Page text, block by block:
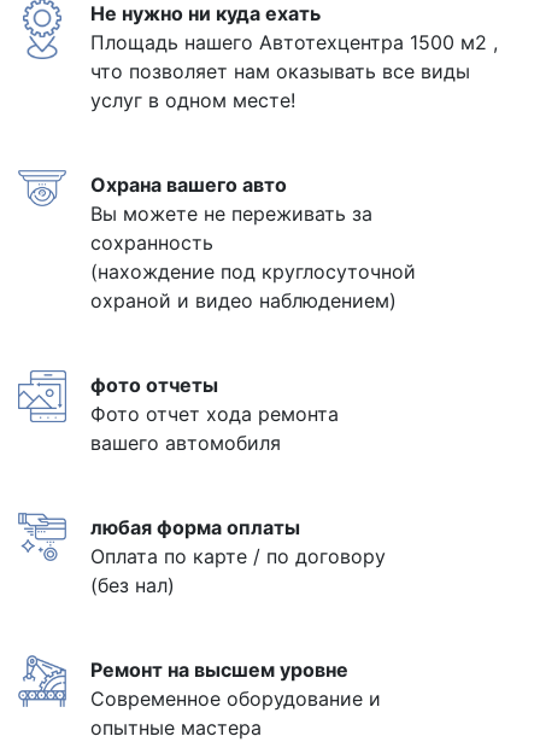
Не нужно ни куда ехать
Площадь нашего Автотехцентра 1500 м2 ,
что позволяет нам оказывать все виды
услуг в одном месте!
Охрана вашего авто
Вы можете не переживать за
сохранность
(нахождение под круглосуточной
охраной и видео наблюдением)
фото отчеты
Фото отчет хода ремонта
вашего автомобиля
любая форма оплаты
Оплата по карте / по договору
(без нал)
Ремонт на высшем уровне
Современное оборудование и
опытные мастера